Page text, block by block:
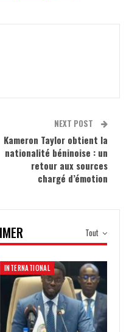
NEXT POST
Kameron Taylor obtient la
nationalité béninoise : un
retour aux sources
chargé d’émotion
Tout
INTERNATIONAL